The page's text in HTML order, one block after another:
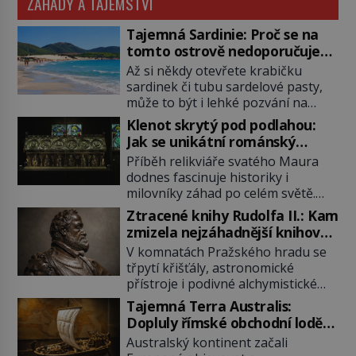
Tajemná Sardinie: Proč se na
tomto ostrově nedoporučuje
pytlovat „mořské brambory“?
Až si někdy otevřete krabičku
sardinek či tubu sardelové pasty,
může to být i lehké pozvání na
cestu do srdce Středozemního
moře, na ostrov hrdých Sardů.
Věděli jste, že to byl právě italský
ostrov Sardinie, jenž těmto
produktům moře propůjčil své
jméno. Co dalšího je pro Sardinii
typické a pro Středoevropana
zajímavé? Na mapách má […]
Klenot skrytý pod podlahou:
Jak se unikátní románský
poklad dostal do zapadlého
Bečova?
Příběh relikviáře svatého Maura
dodnes fascinuje historiky i
milovníky záhad po celém světě.
Tato románská zlatnická památka
ze 13. století je po českých
korunovačních klenotech druhým
nejcennějším movitým majetkem v
České republice. Přestože byl
klenot v roce 1985 po dramatickém
pátrání kriminalistů úspěšně
nalezen, jeho minulost stále
obestírá hustá mlha. Otázky, jak
přesně se tato […]
Ztracené knihy Rudolfa II.: Kam
zmizela nejzáhadnější knihovna
Evropy?
V komnatách Pražského hradu se
třpytí křišťály, astronomické
přístroje i podivné alchymistické
rukopisy. Císař Rudolf II.
shromažďuje vše, co souvisí s
tajemstvím přírody, hvězd i
lidského poznání. Jenže po jeho
Tajemná Terra Australis:
Dopluly římské obchodní lodě
až do Austrálie?
Australský kontinent začali